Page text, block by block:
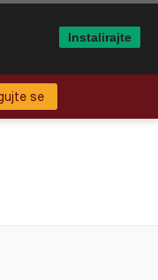
se
Instalirajte